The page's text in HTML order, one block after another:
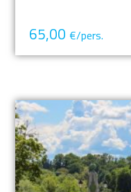
65,00 €/pers.